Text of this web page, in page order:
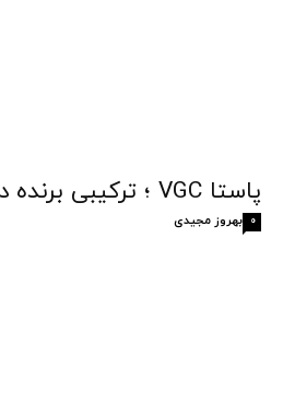
پاستا VGC ؛ ترکیبی برنده در وعده های غذایی
بهروز مجیدی 0